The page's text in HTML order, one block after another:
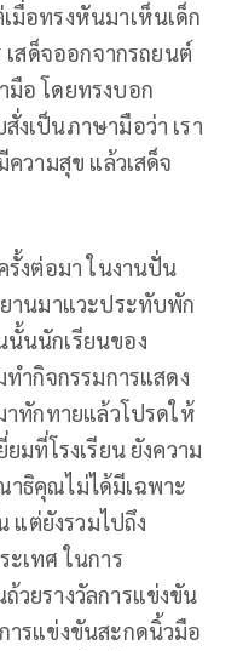
มื่อทรงหันมาเห็นเด็ก
เสด็จออกจากรถยนต์
อ โดยทรงบอก
งเป็นภาษามือว่า เรา
วามสุข แล้วเสด็จ
รั้งต่อมา ในงานปั่น
านมาแวะประทับพัก
นนักเรียนของ
ทำกิจกรรมการแสดง
าทักทายแล้วโปรดให้
มที่โรงเรียน ยังความ
ธิคุณไม่ได้มีเฉพาะ
แต่ยังรวมไปถึง
เทศ ในการ
วยรางวัลการแข่งขัน
ารแข่งขันสะกดนิ้วมือ